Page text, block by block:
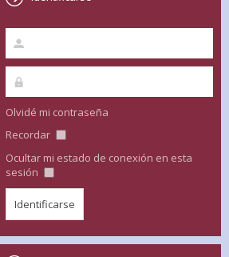
Olvidé mi contraseña
Recordar
Ocultar mi estado de conexión en esta
sesión